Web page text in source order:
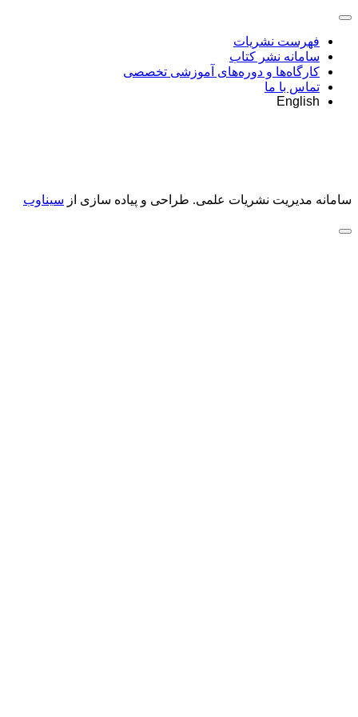
فهرست نشریات
سامانه نشر کتاب
کارگاه‌ها و دوره‌های آموزشی تخصصی
تماس با ما
English
سامانه مدیریت نشریات علمی. طراحی و پیاده سازی از سیناوب